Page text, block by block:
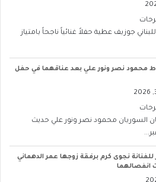
جوزيف عطية حفلاً غنائياً ناجحاً بامتياز
محمود نصر ونور علي بعد عناقهما في حفل
السوريان محمود نصر ونور علي حديث
نجوى كرم برفقة زوجها عمر الدهماني
انفصالهما